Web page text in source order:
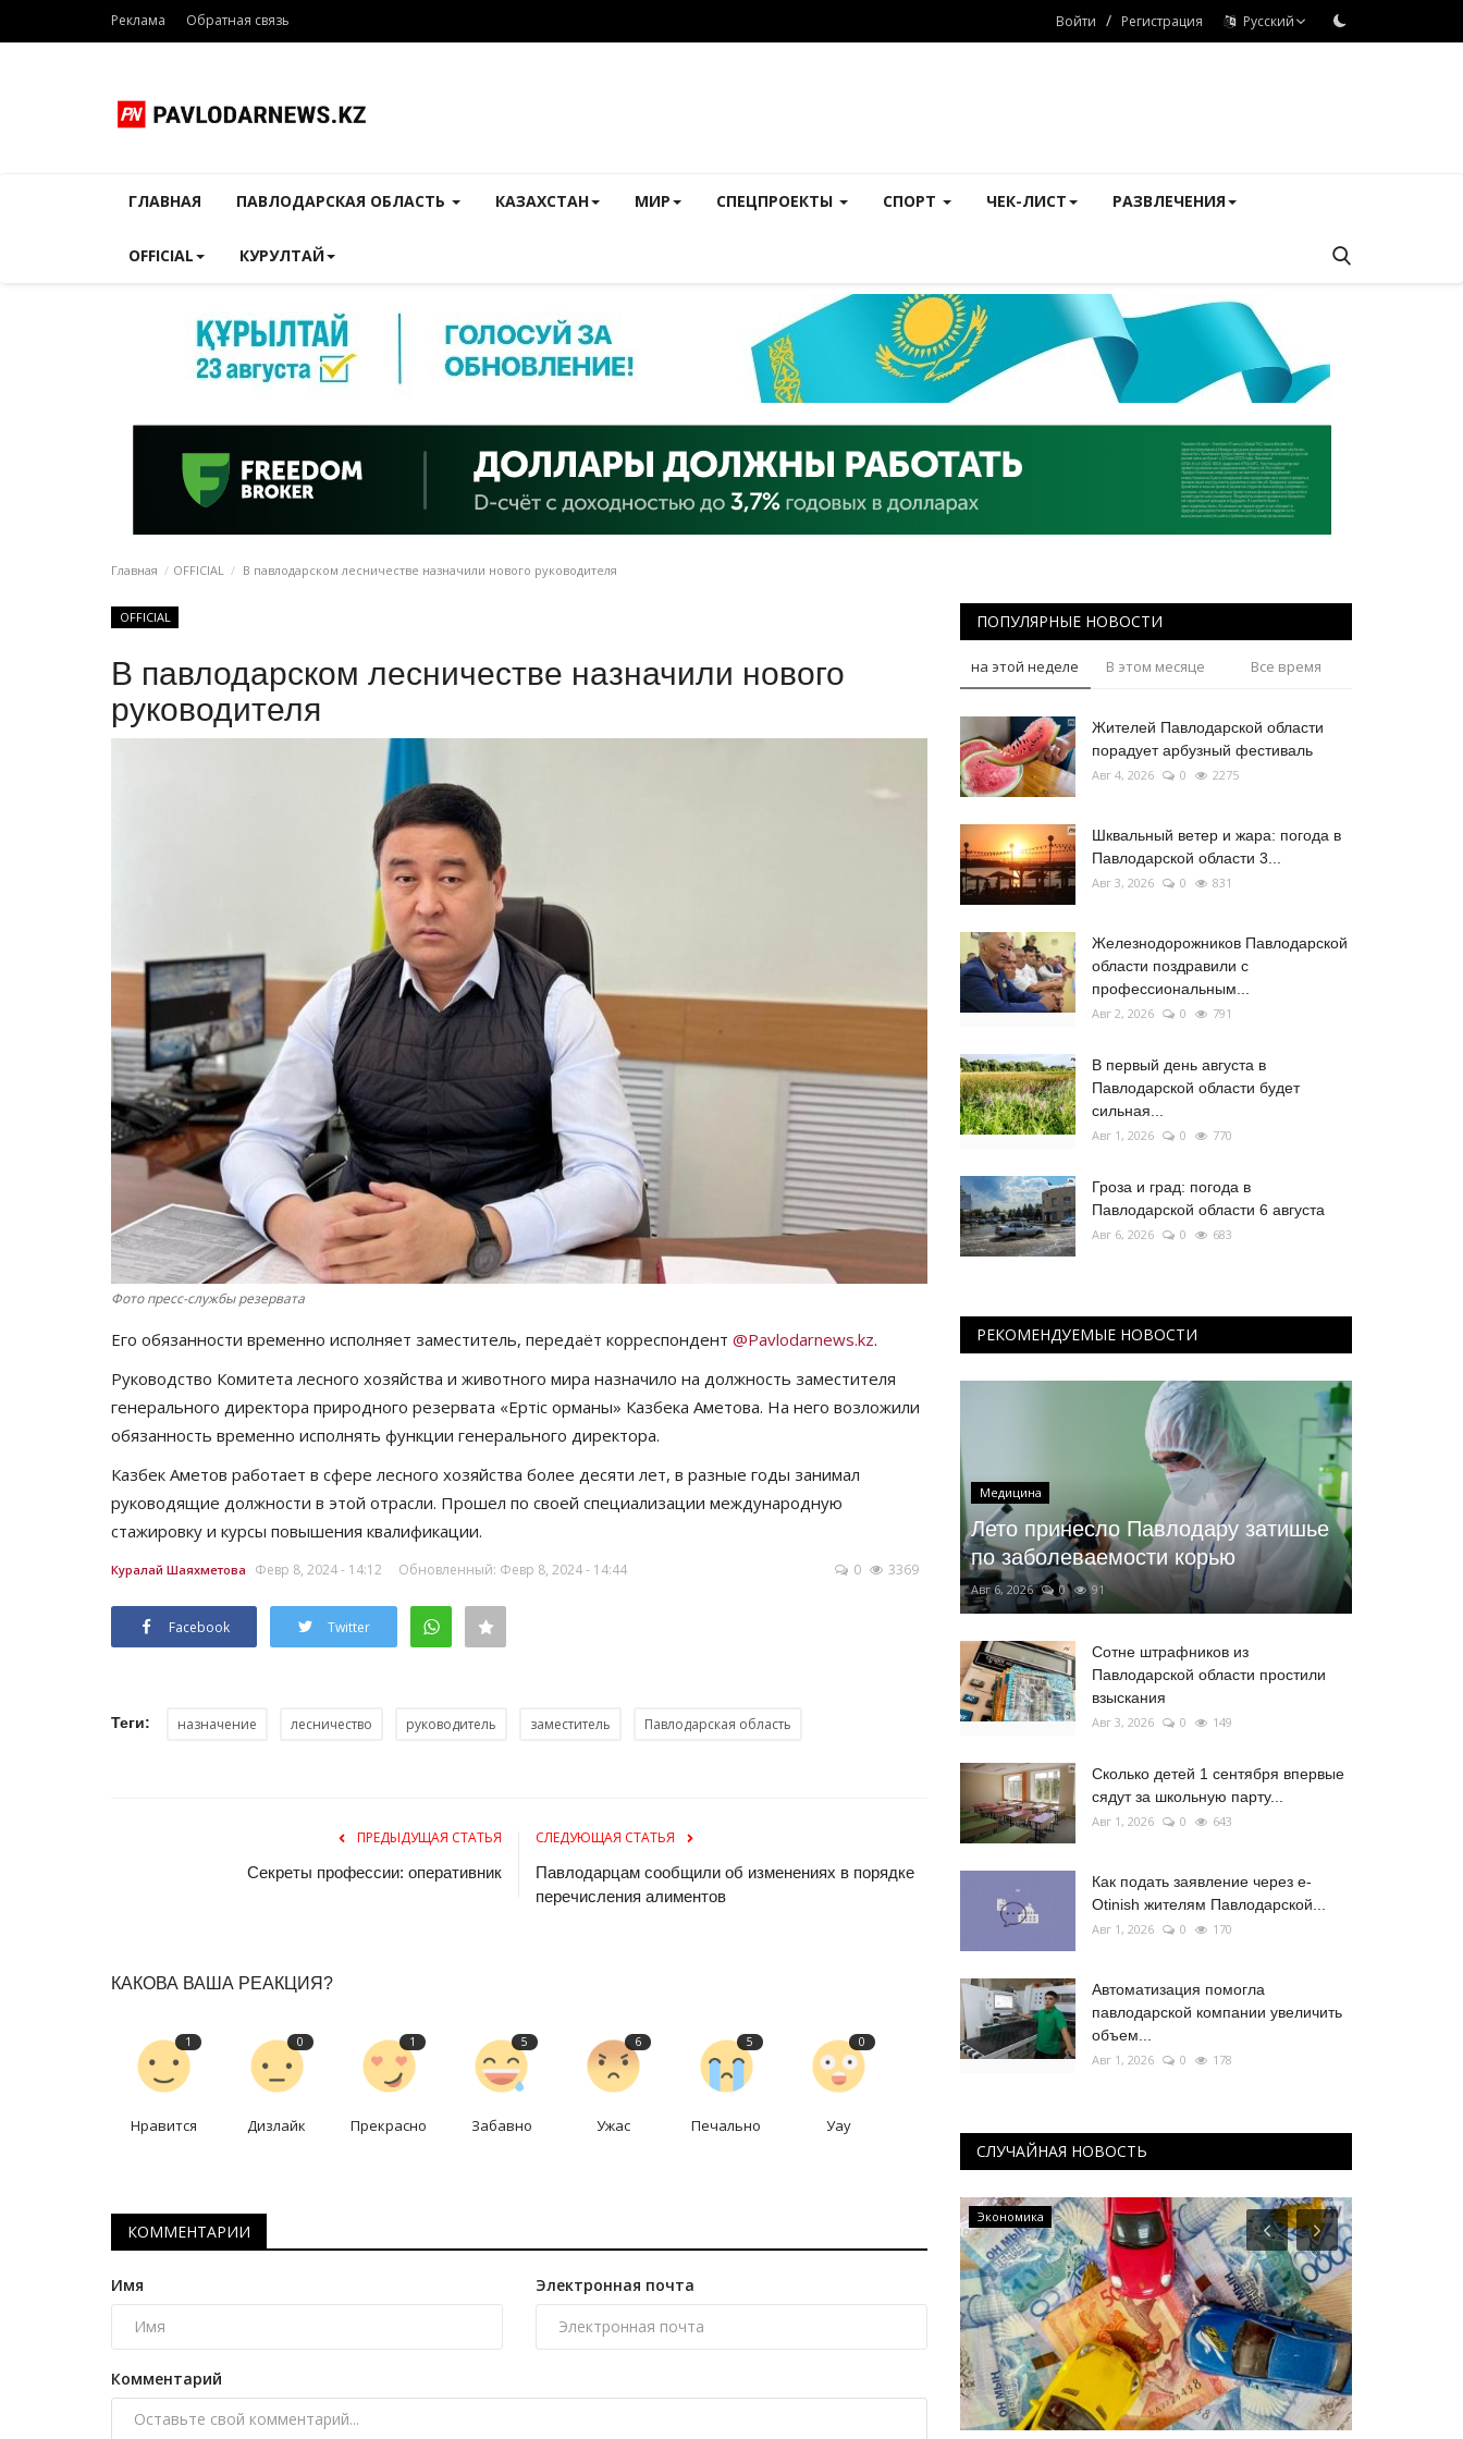
Реклама Обратная связь Войти / Регистрация Русский
ГЛАВНАЯ ПАВЛОДАРСКАЯ ОБЛАСТЬ КАЗАХСТАН МИР СПЕЦПРОЕКТЫ СПОРТ ЧЕК-ЛИСТ РАЗВЛЕЧЕНИЯ
OFFICIAL КУРУЛТАЙ
Главная OFFICIAL В павлодарском лесничестве назначили нового руководителя
OFFICIAL
В павлодарском лесничестве назначили нового
руководителя
Фото пресс-службы резервата
Его обязанности временно исполняет заместитель, передаёт корреспондент @Pavlodarnews.kz.
Руководство Комитета лесного хозяйства и животного мира назначило на должность заместителя
генерального директора природного резервата «Ертіс орманы» Казбека Аметова. На него возложили
обязанность временно исполнять функции генерального директора.
Казбек Аметов работает в сфере лесного хозяйства более десяти лет, в разные годы занимал
руководящие должности в этой отрасли. Прошел по своей специализации международную
стажировку и курсы повышения квалификации.
Куралай Шаяхметова Февр 8, 2024 - 14:12 Обновленный: Февр 8, 2024 - 14:44 0 3369
Facebook Twitter
Теги: назначение лесничество руководитель заместитель Павлодарская область
ПРЕДЫДУЩАЯ СТАТЬЯ
Секреты профессии: оперативник
СЛЕДУЮЩАЯ СТАТЬЯ
Павлодарцам сообщили об изменениях в порядке
перечисления алиментов
КАКОВА ВАША РЕАКЦИЯ?
1
Нравится
0
Дизлайк
1
Прекрасно
5
Забавно
6
Ужас
5
Печально
0
Уау
КОММЕНТАРИИ
Имя Электронная почта
Комментарий
ПОПУЛЯРНЫЕ НОВОСТИ
на этой неделе В этом месяце Все время
Жителей Павлодарской области
порадует арбузный фестиваль
Авг 4, 2026 0 2275
Шквальный ветер и жара: погода в
Павлодарской области 3...
Авг 3, 2026 0 831
Железнодорожников Павлодарской
области поздравили с
профессиональным...
Авг 2, 2026 0 791
В первый день августа в
Павлодарской области будет
сильная...
Авг 1, 2026 0 770
Гроза и град: погода в
Павлодарской области 6 августа
Авг 6, 2026 0 683
РЕКОМЕНДУЕМЫЕ НОВОСТИ
Медицина
Лето принесло Павлодару затишье
по заболеваемости корью
Авг 6, 2026 0 91
Сотне штрафников из
Павлодарской области простили
взыскания
Авг 3, 2026 0 149
Сколько детей 1 сентября впервые
сядут за школьную парту...
Авг 1, 2026 0 643
Как подать заявление через e-
Otinish жителям Павлодарской...
Авг 1, 2026 0 170
Автоматизация помогла
павлодарской компании увеличить
объем...
Авг 1, 2026 0 178
СЛУЧАЙНАЯ НОВОСТЬ
СПЕЦПРОЕКТЫ Экономика